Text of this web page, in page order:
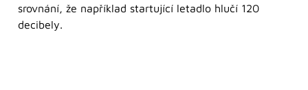
srovnání, že například startující letadlo hlučí 120
decibely.